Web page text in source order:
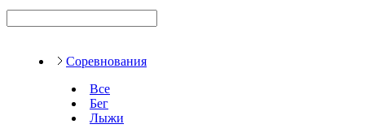
Соревнования
Все
Бег
Лыжи